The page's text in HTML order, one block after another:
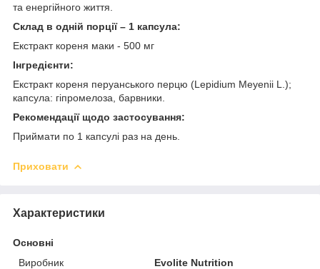
та енергійного життя.
Склад в одній порції – 1 капсула:
Екстракт кореня маки - 500 мг
Інгредієнти:
Екстракт кореня перуанського перцю (Lepidium Meyenii L.);
капсула: гіпромелоза, барвники.
Рекомендації щодо застосування:
Приймати по 1 капсулі раз на день.
Приховати
Характеристики
Основні
Виробник
Evolite Nutrition